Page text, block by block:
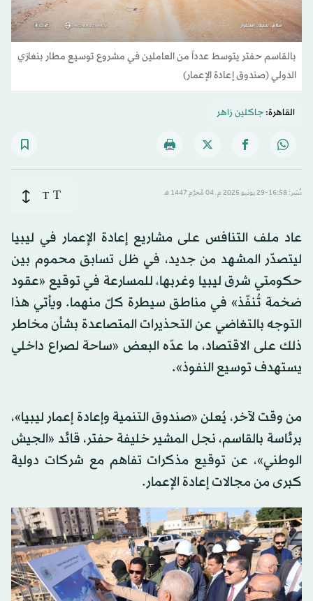
بالقاسم حفتر يتوسط عدداً من العاملين في مشروع توسيع مطار بنغازي
الدولي (صندوق إعادة الإعمار)
القاهرة:جاكلين زاهر
نُشر: 16:58-29 يونيو 2025 م ـ 04 مُحرَّم 1447 هـ T
T
عاد ملف التنافس على مشاريع إعادة الإعمار في ليبيا
ليتصدّر المشهد من جديد، في ظل تسابق محموم بين
حكومتي شرق ليبيا وغربها، للمسارعة في توقيع «عقود
ضخمة تُنفّذ» في مناطق سيطرة كلّ منهما. ويأتي هذا
التوجه بالتغاضي عن التحذيرات المتصاعدة بشأن مخاطر
ذلك على الاقتصاد، ما عدّه البعض «ساحة لصراع داخلي
يستهدف توسيع النفوذ».
من وقت لآخر، يُعلن «صندوق التنمية وإعادة إعمار ليبيا»،
برئاسة بالقاسم، نجل المشير خليفة حفتر، قائد «الجيش
الوطني»، عن توقيع مذكرات تفاهم مع شركات دولية
كبرى من مجالات إعادة الإعمار.